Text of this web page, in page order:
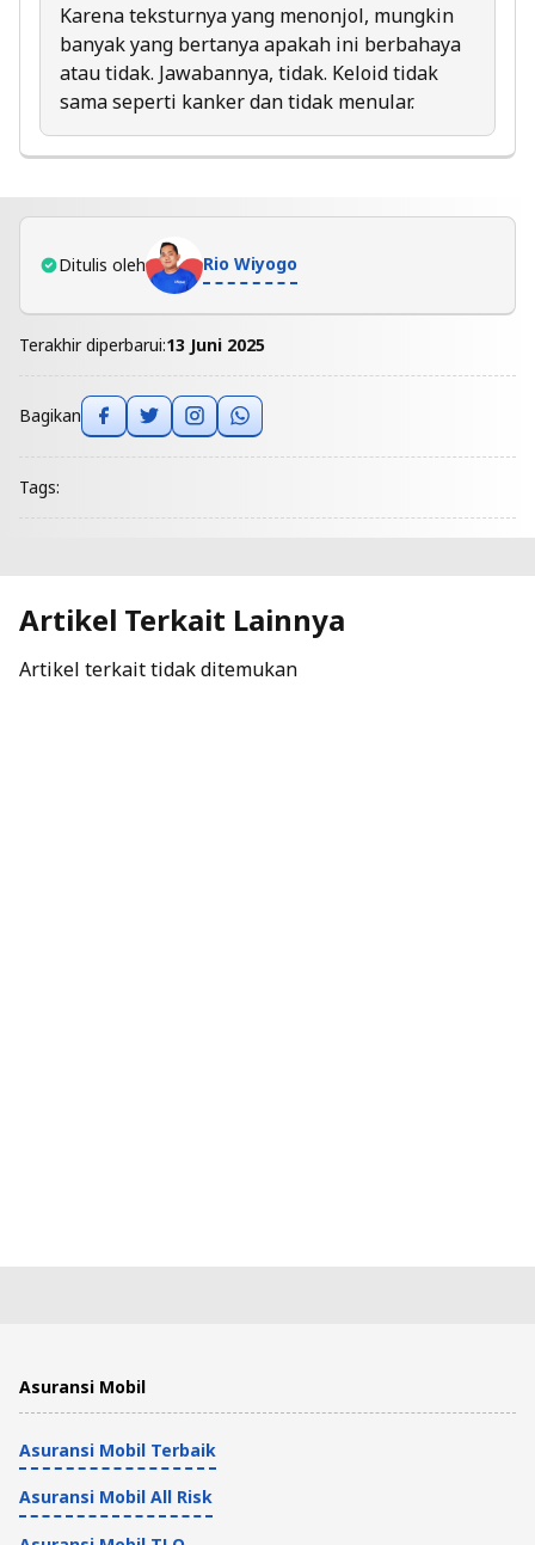
Karena teksturnya yang menonjol, mungkin
banyak yang bertanya apakah ini berbahaya
atau tidak. Jawabannya, tidak. Keloid tidak
sama seperti kanker dan tidak menular.
Ditulis oleh Rio Wiyogo
Terakhir diperbarui:13 Juni 2025
Bagikan
Tags:
Artikel Terkait Lainnya
Artikel terkait tidak ditemukan
Asuransi Mobil
Asuransi Mobil Terbaik
Asuransi Mobil All Risk